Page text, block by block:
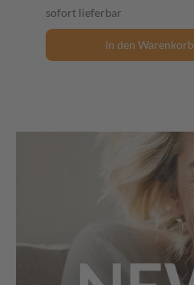
sofort lieferbar
In den Warenkorb